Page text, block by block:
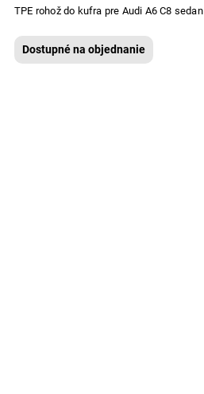
TPE rohož do kufra pre Audi A6 C8 sedan
Dostupné na objednanie